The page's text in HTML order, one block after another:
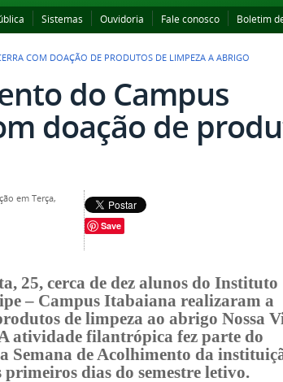
Sistemas Ouvidoria Fale conosco Boletim
COM DOAÇÃO DE PRODUTOS DE LIMPEZA A ABRIGO
do Campus
doação de
em Terça,
Save
25, cerca de dez alunos do Instituto
– Campus Itabaiana realizaram a
de limpeza ao abrigo Nossa
atividade filantrópica fez parte do
Semana de Acolhimento da
primeiros dias do semestre letivo.